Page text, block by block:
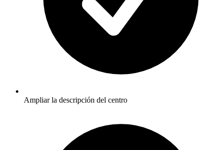
Ampliar la descripción del centro